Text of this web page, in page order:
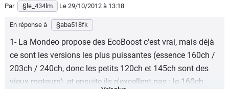
Par §le_434lm Le 29/10/2012 à 13:18
En réponse à §aba518fk
1- La Mondeo propose des EcoBoost c'est vrai, mais déjà
ce sont les versions les plus puissantes (essence 160ch /
203ch / 240ch, donc les petits 120ch et 145ch sont des
vieux moteurs), et ensuite ils n'excellent pas : le 160ch